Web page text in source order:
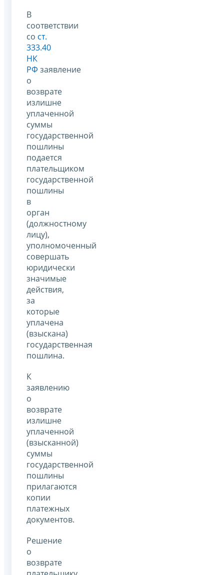
В
соответствии
со ст.
333.40
НК
РФ заявление
о
возврате
излишне
уплаченной
суммы
государственной
пошлины
подается
плательщиком
государственной
пошлины
в
орган
(должностному
лицу),
уполномоченный
совершать
юридически
значимые
действия,
за
которые
уплачена
(взыскана)
государственная
пошлина.
К
заявлению
о
возврате
излишне
уплаченной
(взысканной)
суммы
государственной
пошлины
прилагаются
копии
платежных
документов.
Решение
о
возврате